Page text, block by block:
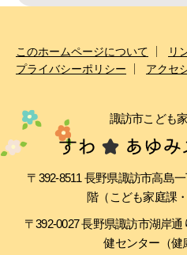
このホームページについて
リ
プライバシーポリシー
アクセ
諏訪市こども
〒392-8511 長野県諏訪市高島
階（こども家庭課
〒392-0027 長野県諏訪市湖岸
健センター（健